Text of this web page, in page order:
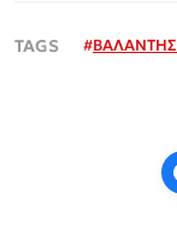
#ΒΑΛΑΝΤΗΣ